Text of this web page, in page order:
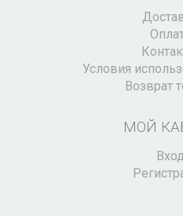
Условия
Возврат
МОЙ
Вход